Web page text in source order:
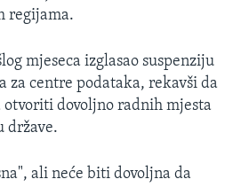
regijama.
mjeseca izglasao suspenziju
za centre podataka, rekavši da
otvoriti dovoljno radnih mjesta
države.
ali neće biti dovoljna da